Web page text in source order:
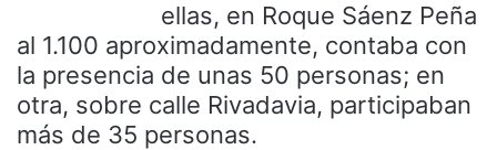
ellas, en Roque Sáenz Peña
al 1.100 aproximadamente, contaba con
la presencia de unas 50 personas; en
otra, sobre calle Rivadavia, participaban
más de 35 personas.